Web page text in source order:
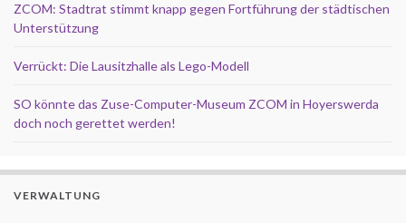
ZCOM: Stadtrat stimmt knapp gegen Fortführung der städtischen
Unterstützung
Verrückt: Die Lausitzhalle als Lego-Modell
SO könnte das Zuse-Computer-Museum ZCOM in Hoyerswerda
doch noch gerettet werden!
VERWALTUNG